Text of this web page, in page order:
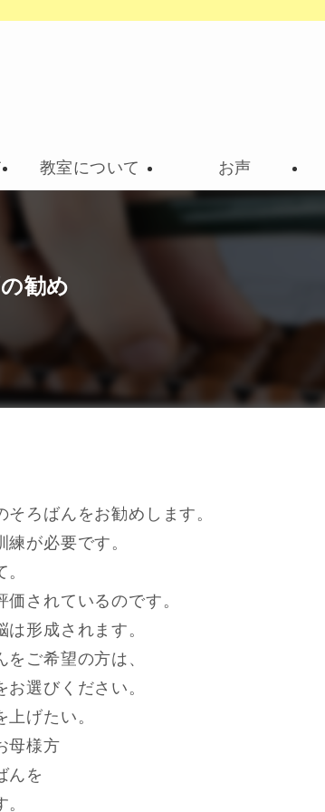
教室について お声
勧め
ろばんをお勧めします。
が必要です。
されているのです。
形成されます。
ご希望の方は、
選びください。
げたい。
母様方
んを